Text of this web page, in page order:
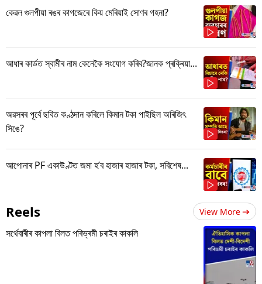
কেৱল গুলপীয়া ৰঙৰ কাগজেৰে কিয় মেৰিয়াই সোণৰ গহনা?
আধাৰ কাৰ্ডত স্বামীৰ নাম কেনেকৈ সংযোগ কৰিব?জানক প্ৰক্ৰিয়া...
অৱসৰৰ পূৰ্বে ছবিত কণ্ঠদান কৰিলে কিমান টকা পাইছিল অৰিজিৎ
সিঙে?
আপোনাৰ PF একাউণ্টত জমা হ’ব হাজাৰ হাজাৰ টকা, সবিশেষ...
Reels View More
সৰ্থেবাৰীৰ কাপলা বিলত পৰিভ্ৰমী চৰাইৰ কাকলি